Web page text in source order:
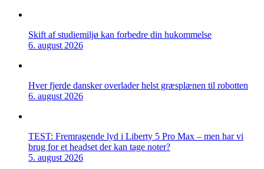
Skift af studiemiljø kan forbedre din hukommelse
6. august 2026
Hver fjerde dansker overlader helst græsplænen til robotten
6. august 2026
TEST: Fremragende lyd i Liberty 5 Pro Max – men har vi
brug for et headset der kan tage noter?
5. august 2026